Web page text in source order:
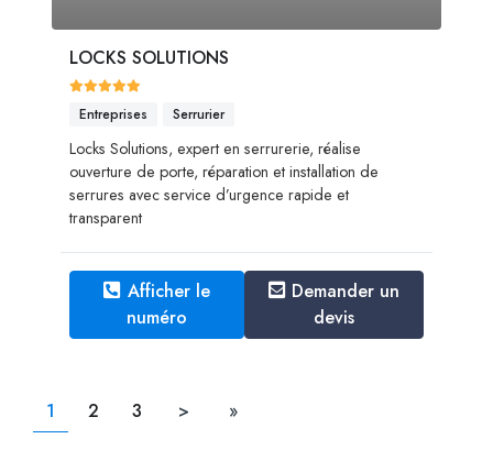
LOCKS SOLUTIONS
Entreprises Serrurier
Locks Solutions, expert en serrurerie, réalise
ouverture de porte, réparation et installation de
serrures avec service d’urgence rapide et
transparent
Afficher le
numéro
Demander un
devis
1 2 3 > »